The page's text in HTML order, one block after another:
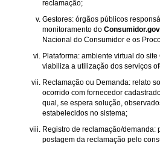
reclamação;
Gestores: órgãos públicos
monitoramento do
Nacional do Consumidor e os
Plataforma: ambiente virtual do site
viabiliza a utilização dos serviços
Reclamação ou Demanda: relato
ocorrido com fornecedor
qual, se espera solução,
estabelecidos no sistema;
Registro de reclamação/demanda:
postagem da reclamação pelo